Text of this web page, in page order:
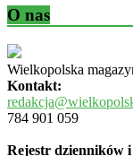
O nas
Wielkopolska
Kontakt:
784 901 059
Rejestr dzienników i